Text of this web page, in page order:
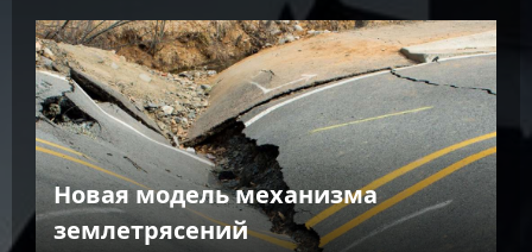
Новая модель механизма
землетрясений